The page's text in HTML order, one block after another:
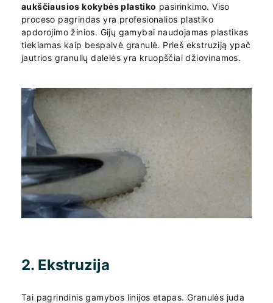
aukščiausios kokybės plastiko pasirinkimo. Viso
proceso pagrindas yra profesionalios plastiko
apdorojimo žinios. Gijų gamybai naudojamas plastikas
tiekiamas kaip bespalvė granulė. Prieš ekstruziją ypač
jautrios granulių dalelės yra kruopščiai džiovinamos.
2. Ekstruzija
Tai pagrindinis gamybos linijos etapas. Granulės juda